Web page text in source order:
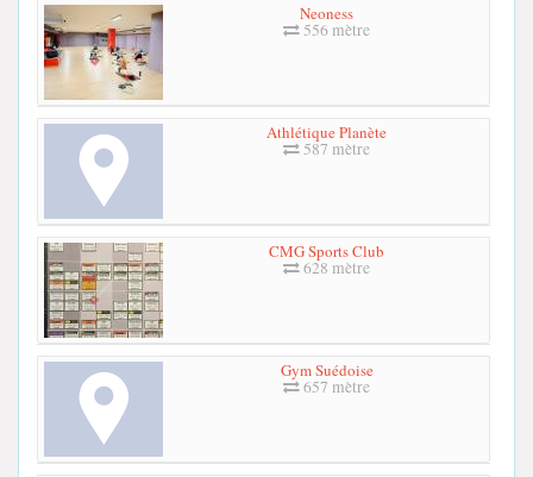
Neoness
556 mètre
Athlétique Planète
587 mètre
CMG Sports Club
628 mètre
Gym Suédoise
657 mètre